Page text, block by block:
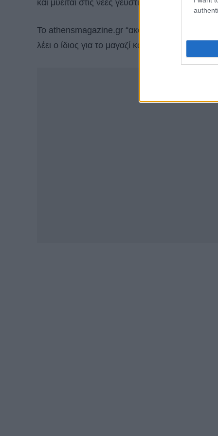
και μυείται στις νέες γευστικές ανακαλύψεις
Το athensmagazine.gr “ακολούθησε” τον
λέει ο ίδιος για το μαγαζί και τα προϊόντα του: